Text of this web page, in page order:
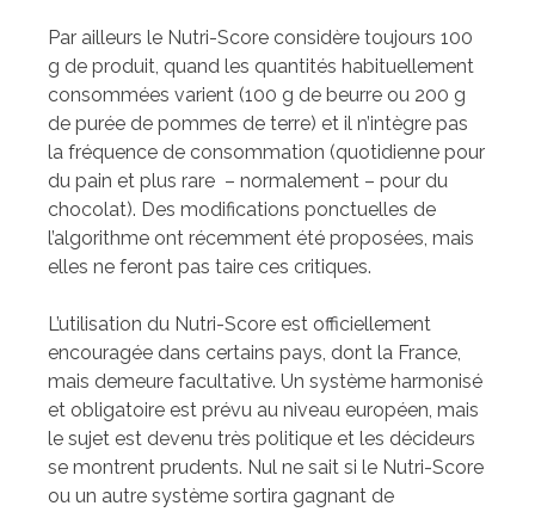
Par ailleurs le Nutri-Score considère toujours 100
g de produit, quand les quantités habituellement
consommées varient (100 g de beurre ou 200 g
de purée de pommes de terre) et il n’intègre pas
la fréquence de consommation (quotidienne pour
du pain et plus rare – normalement – pour du
chocolat). Des modifications ponctuelles de
l’algorithme ont récemment été proposées, mais
elles ne feront pas taire ces critiques.
L’utilisation du Nutri-Score est officiellement
encouragée dans certains pays, dont la France,
mais demeure facultative. Un système harmonisé
et obligatoire est prévu au niveau européen, mais
le sujet est devenu très politique et les décideurs
se montrent prudents. Nul ne sait si le Nutri-Score
ou un autre système sortira gagnant de